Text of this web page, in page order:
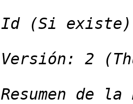
Resumen de